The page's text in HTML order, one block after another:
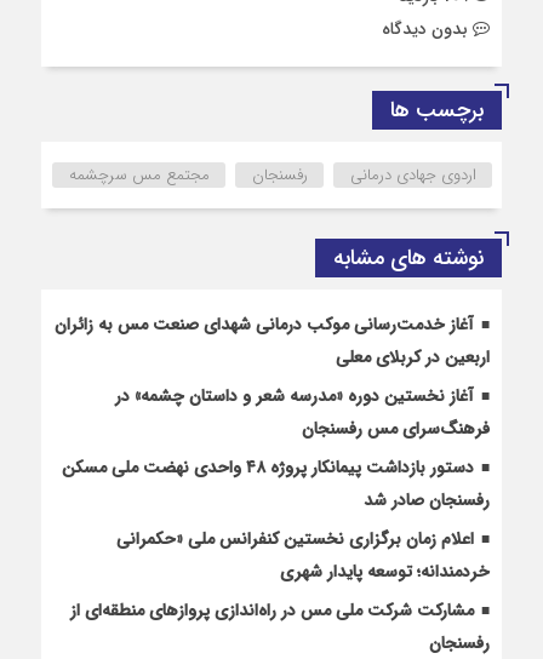
بدون دیدگاه
برچسب ها
اردوی جهادی درمانی رفسنجان مجتمع مس سرچشمه
نوشته های مشابه
آغاز خدمت‌رسانی موکب درمانی شهدای صنعت مس به زائران
اربعین در کربلای معلی
آغاز نخستین دوره «مدرسه شعر و داستان چشمه» در
فرهنگ‌سرای مس رفسنجان
دستور بازداشت پیمانکار پروژه ۴۸ واحدی نهضت ملی مسکن
رفسنجان صادر شد
اعلام زمان برگزاری نخستین کنفرانس ملی «حکمرانی
خردمندانه؛ توسعه پایدار شهری
مشارکت شرکت ملی مس در راه‌اندازی پروازهای منطقه‌ای از
رفسنجان